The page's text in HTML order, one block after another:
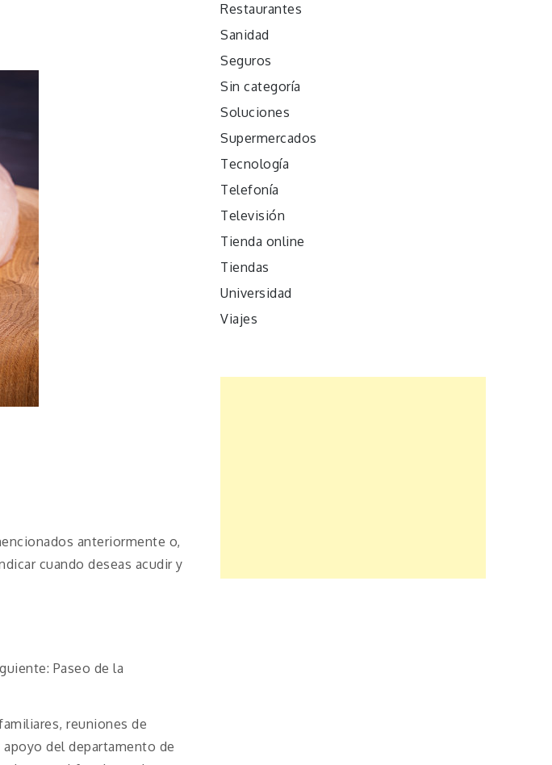
anteriormente o,
cuando deseas acudir y
Paseo de la
reuniones de
del departamento de
Restaurantes
Sanidad
Seguros
Sin categoría
Soluciones
Supermercados
Tecnología
Telefonía
Televisión
Tienda online
Tiendas
Universidad
Viajes